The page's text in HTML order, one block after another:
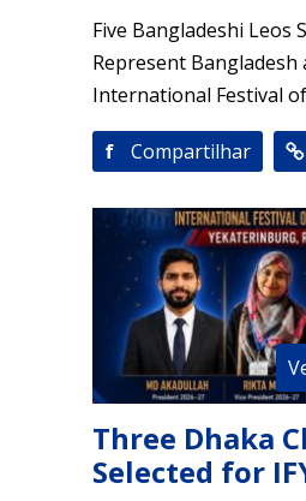
Five Bangladeshi Leos
Represent Bangladesh
International Festival
f Compartilhar
Three Dhaka
Selected for